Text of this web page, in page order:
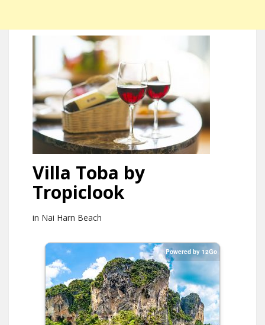
Villa Toba by
Tropiclook
in Nai Harn Beach